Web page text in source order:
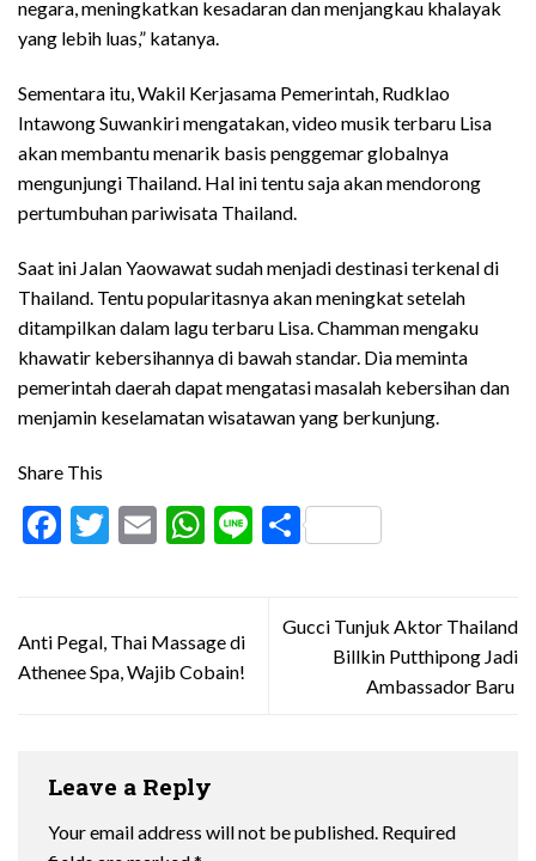
negara, meningkatkan kesadaran dan menjangkau khalayak
yang lebih luas,” katanya.
Sementara itu, Wakil Kerjasama Pemerintah, Rudklao
Intawong Suwankiri mengatakan, video musik terbaru Lisa
akan membantu menarik basis penggemar globalnya
mengunjungi Thailand. Hal ini tentu saja akan mendorong
pertumbuhan pariwisata Thailand.
Saat ini Jalan Yaowawat sudah menjadi destinasi terkenal di
Thailand. Tentu popularitasnya akan meningkat setelah
ditampilkan dalam lagu terbaru Lisa. Chamman mengaku
khawatir kebersihannya di bawah standar. Dia meminta
pemerintah daerah dapat mengatasi masalah kebersihan dan
menjamin keselamatan wisatawan yang berkunjung.
Share This
Facebook
Twitter
EmailWhatsApp
LineShare
Anti Pegal, Thai Massage di
Athenee Spa, Wajib Cobain!
Gucci Tunjuk Aktor Thailand
Billkin Putthipong Jadi
Ambassador Baru
Leave a Reply
Your email address will not be published. Required